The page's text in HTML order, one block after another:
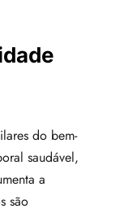
do bem-
saudável,
a
são